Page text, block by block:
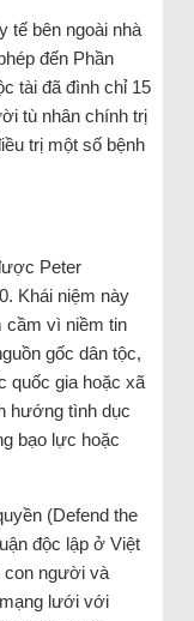
tế bên ngoài nhà
đến Phần
tài đã đình chỉ 15
tù nhân chính trị
trị một số bệnh
Peter
Khái niệm này
cầm vì niềm tin
gốc dân tộc,
quốc gia hoặc xã
hướng tình dục
bạo lực hoặc
(Defend the
độc lập ở Việt
con người và
lưới với